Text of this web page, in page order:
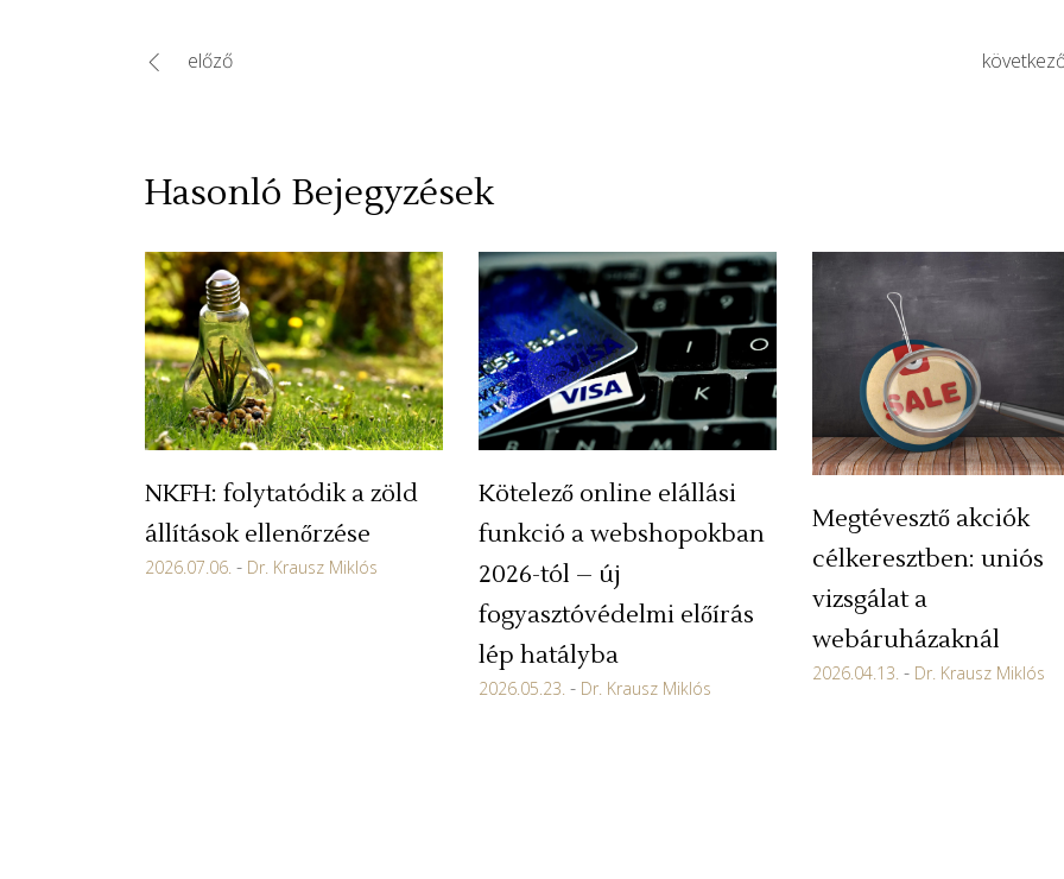
előző
Hasonló Bejegyzések
NKFH: folytatódik a zöld
állítások ellenőrzése
2026.07.06. Dr. Krausz Miklós
Kötelező online elállási
funkció a webshopokban
2026-tól – új
fogyasztóvédelmi előírás
lép hatályba
2026.05.23. Dr. Krausz Miklós
Megtévesztő akciók
célkeresztben: uniós
vizsgálat a
webáruházaknál
2026.04.13. Dr. Krausz Miklós